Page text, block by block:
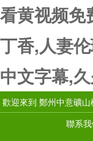
看黄视频免
丁香,人妻
中文字幕,
歡迎來到 鄭州中意礦
聯系我